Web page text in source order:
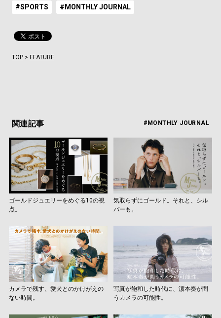
#SPORTS #MONTHLY JOURNAL
TOP> FEATURE
関連記事 #MONTHLY JOURNAL
ゴールドジュエリーをめぐる10の視
点。
気取らずにゴールド。それと、シル
バーも。
カメラで残す、愛犬とのかけがえの
ない時間。
写真が飽和した時代に、濵本奏が問
うカメラの可能性。